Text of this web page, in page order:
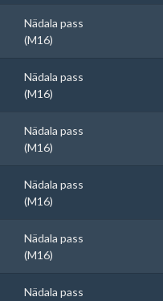
Nädala pass
(M16)
Nädala pass
(M16)
Nädala pass
(M16)
Nädala pass
(M16)
Nädala pass
(M16)
Nädala pass